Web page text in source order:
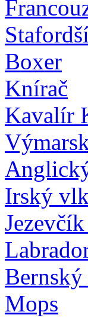
Boxer
Knírač
Kavalír
Irský
Bernský
Mops